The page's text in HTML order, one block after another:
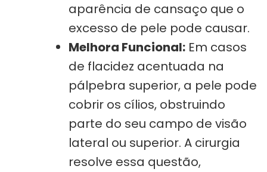
aparência de cansaço que o
excesso de pele pode causar.
Melhora Funcional: Em casos
de flacidez acentuada na
pálpebra superior, a pele pode
cobrir os cílios, obstruindo
parte do seu campo de visão
lateral ou superior. A cirurgia
resolve essa questão,